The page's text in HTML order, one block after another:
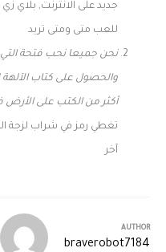
جديد على الانترنت, بلاي
للعب متى ومتى تريد
نحن جميعا نحب فتحة التي
أكثر من الكتب على الأرض
تغطي رمز في شراب لزجة
آخر
AUTHOR
braverobot7184